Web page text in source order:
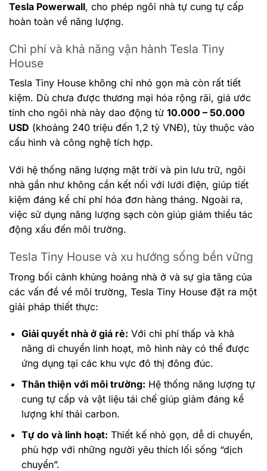
Tesla Powerwall, cho phép ngôi nhà tự cung tự cấp
hoàn toàn về năng lượng.
Chi phí và khả năng vận hành Tesla Tiny
House
Tesla Tiny House không chỉ nhỏ gọn mà còn rất tiết
kiệm. Dù chưa được thương mại hóa rộng rãi, giá ước
tính cho ngôi nhà này dao động từ 10.000 – 50.000
USD (khoảng 240 triệu đến 1,2 tỷ VNĐ), tùy thuộc vào
cấu hình và công nghệ tích hợp.
Với hệ thống năng lượng mặt trời và pin lưu trữ, ngôi
nhà gần như không cần kết nối với lưới điện, giúp tiết
kiệm đáng kể chi phí hóa đơn hàng tháng. Ngoài ra,
việc sử dụng năng lượng sạch còn giúp giảm thiểu tác
động xấu đến môi trường.
Tesla Tiny House và xu hướng sống bền vững
Trong bối cảnh khủng hoảng nhà ở và sự gia tăng của
các vấn đề về môi trường, Tesla Tiny House đặt ra một
giải pháp thiết thực:
Giải quyết nhà ở giá rẻ: Với chi phí thấp và khả
năng di chuyển linh hoạt, mô hình này có thể được
ứng dụng tại các khu vực đô thị đông đúc.
Thân thiện với môi trường: Hệ thống năng lượng tự
cung tự cấp và vật liệu tái chế giúp giảm đáng kể
lượng khí thải carbon.
Tự do và linh hoạt: Thiết kế nhỏ gọn, dễ di chuyển,
phù hợp với những người yêu thích lối sống “dịch
chuyển”.